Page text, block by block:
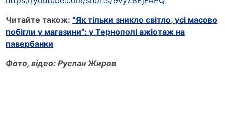
Читайте також:“Як тільки зникло світло, усі масово
побігли у магазини”: у Тернополі ажіотаж на
павербанки
Фото, відео: Руслан Жиров